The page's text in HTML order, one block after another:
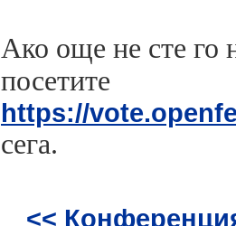
Ако още не сте го
посетите
https://
сега.
<<